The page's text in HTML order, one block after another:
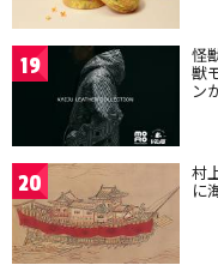
19 怪
獣
ン
20 村
に